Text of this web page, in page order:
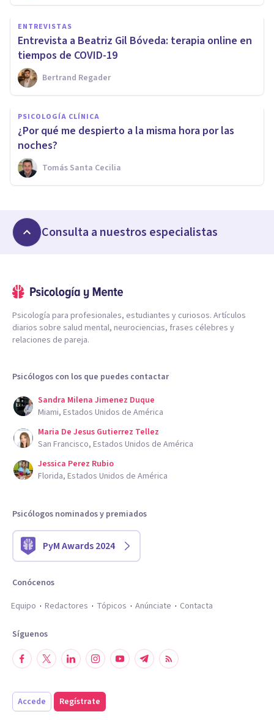
ENTREVISTAS
Entrevista a Beatriz Gil Bóveda: terapia online en
tiempos de COVID-19
Bertrand Regader
PSICOLOGÍA CLÍNICA
¿Por qué me despierto a la misma hora por las
noches?
Tomás Santa Cecilia
Consulta a nuestros especialistas
Psicología para profesionales, estudiantes y curiosos. Artículos
diarios sobre salud mental, neurociencias, frases célebres y
relaciones de pareja.
Psicólogos con los que puedes contactar
Sandra Milena Jimenez Duque
Miami, Estados Unidos de América
Maria De Jesus Gutierrez Tellez
San Francisco, Estados Unidos de América
Jessica Perez Rubio
Florida, Estados Unidos de América
Psicólogos nominados y premiados
PyM Awards 2024
Conócenos
Equipo
Redactores Tópicos Anúnciate Contacta
Síguenos
Accede Regístrate